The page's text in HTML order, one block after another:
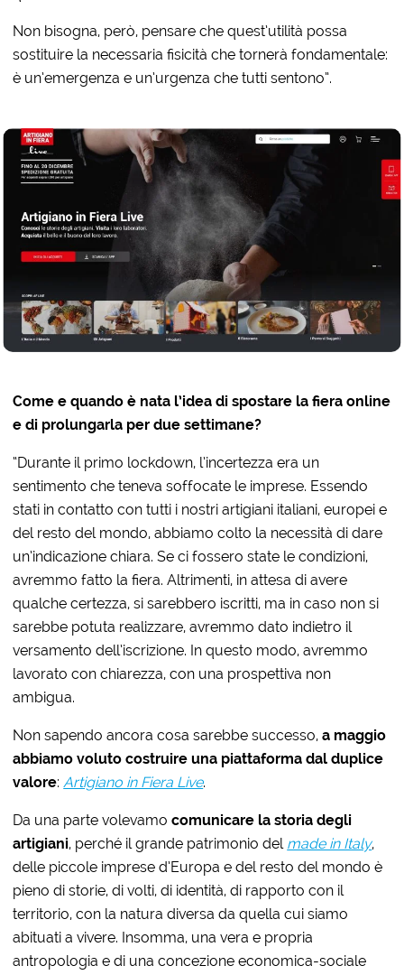
Non bisogna, però, pensare che quest’utilità possa
sostituire la necessaria fisicità che tornerà fondamentale:
è un’emergenza e un’urgenza che tutti sentono”.
Come e quando è nata l’idea di spostare la fiera online
e di prolungarla per due settimane?
“Durante il primo lockdown, l’incertezza era un
sentimento che teneva soffocate le imprese. Essendo
stati in contatto con tutti i nostri artigiani italiani, europei e
del resto del mondo, abbiamo colto la necessità di dare
un’indicazione chiara. Se ci fossero state le condizioni,
avremmo fatto la fiera. Altrimenti, in attesa di avere
qualche certezza, si sarebbero iscritti, ma in caso non si
sarebbe potuta realizzare, avremmo dato indietro il
versamento dell’iscrizione. In questo modo, avremmo
lavorato con chiarezza, con una prospettiva non
ambigua.
Non sapendo ancora cosa sarebbe successo, a maggio
abbiamo voluto costruire una piattaforma dal duplice
valore:Artigiano in Fiera Live.
Da una parte volevamocomunicare la storia degli
artigiani, perché il grande patrimonio del made in Italy,
delle piccole imprese d’Europa e del resto del mondo è
pieno di storie, di volti, di identità, di rapporto con il
territorio, con la natura diversa da quella cui siamo
abituati a vivere. Insomma, una vera e propria
antropologia e di una concezione economica-sociale